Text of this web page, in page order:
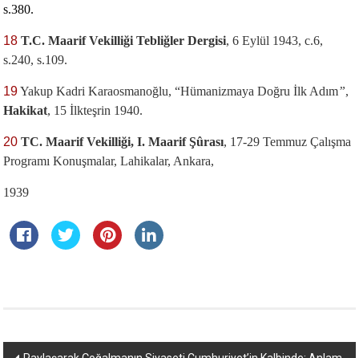
s.380.
18 T.C. Maarif Vekilliği Tebliğler Dergisi, 6 Eylül 1943, c.6,
s.240, s.109.
19Yakup Kadri Karaosmanoğlu, “Hümanizmaya Doğru İlk Adım”,
Hakikat, 15 İlkteşrin 1940.
20 TC. Maarif Vekilliği, I. Maarif Şûrası, 17-29 Temmuz Çalışma
Programı Konuşmalar, Lahikalar, Ankara,
1939